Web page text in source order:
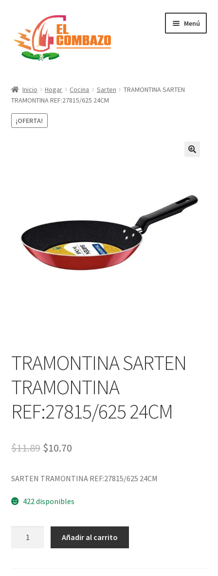
Menú
DJ, Audio e Iluminación PRO
Grabación de Audio & Video
Inicio Hogar Cocina Sarten
TRAMONTINA SARTEN
TRAMONTINA REF:27815/625 24CM
¡OFERTA!
TRAMONTINA SARTEN
TRAMONTINA
REF:27815/625 24CM
$11.89 $10.70
SARTEN TRAMONTINA REF:27815/625 24CM
422 disponibles
Añadir al carrito